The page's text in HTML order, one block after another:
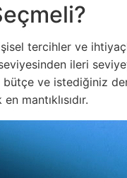
tercihler ve
ileri
bütçe ve istediğiniz
mantıklısıdır.